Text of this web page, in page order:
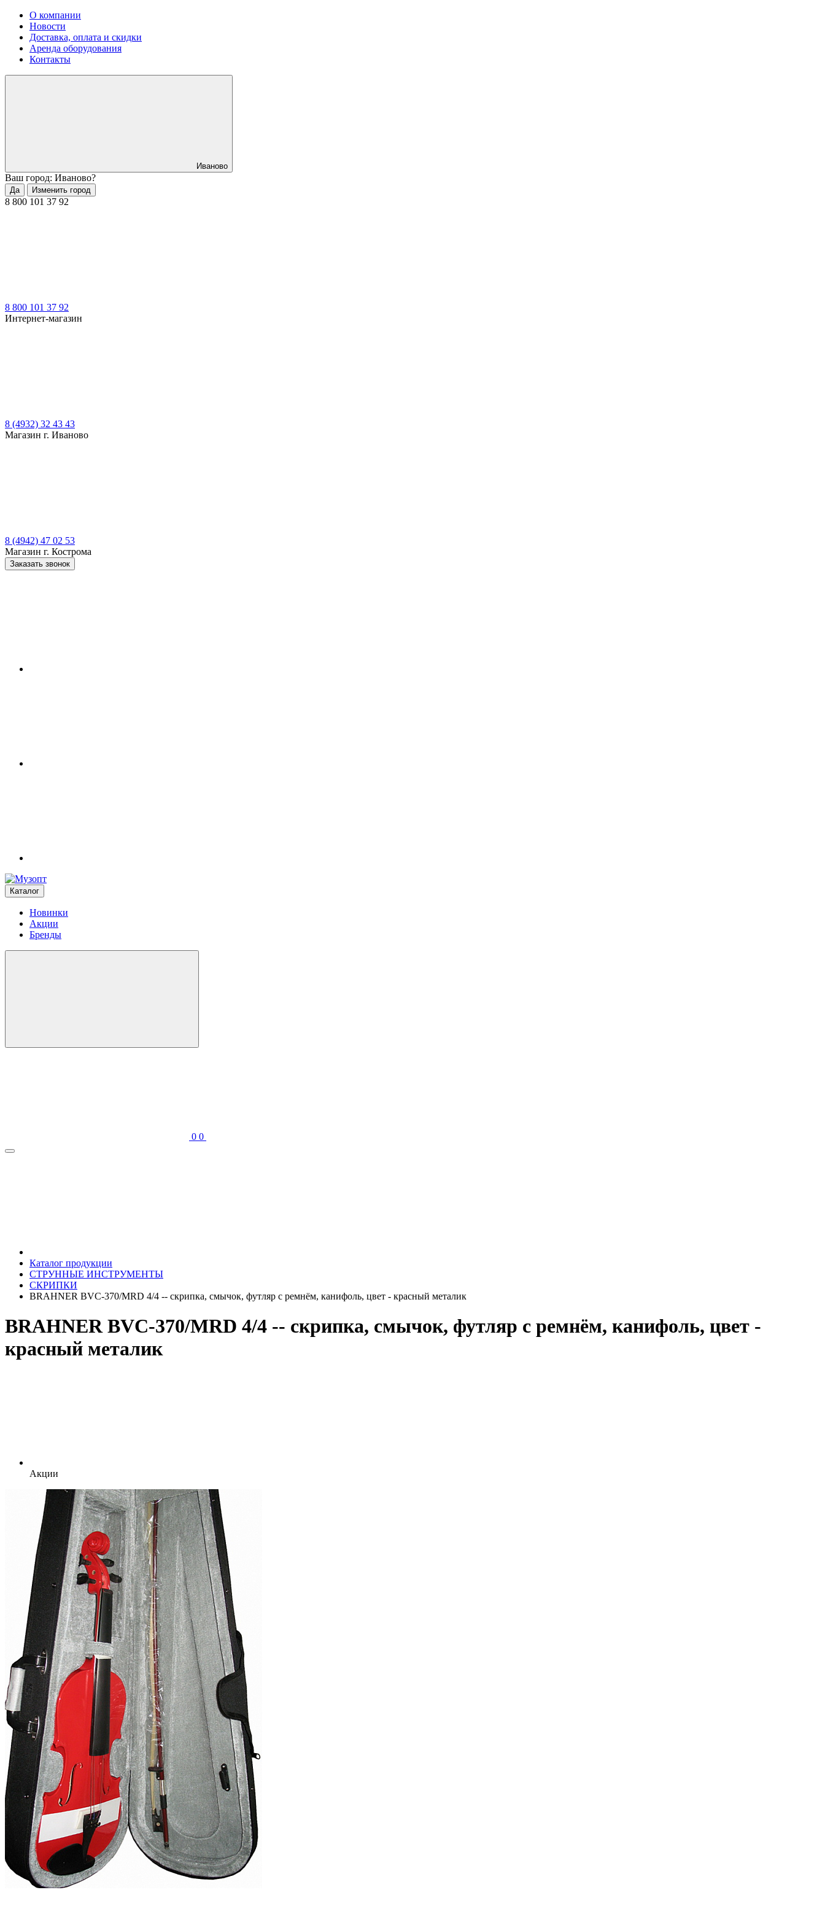
О компании
Новости
Доставка, оплата и скидки
Аренда оборудования
Контакты
Иваново
Ваш город: Иваново?
Да Изменить город
8 800 101 37 92
8 800 101 37 92
Интернет-магазин
8 (4932) 32 43 43
Магазин г. Иваново
8 (4942) 47 02 53
Магазин г. Кострома
Заказать звонок
Каталог
Новинки
Акции
Бренды
0 0
Каталог продукции
СТРУННЫЕ ИНСТРУМЕНТЫ
СКРИПКИ
BRAHNER BVC-370/MRD 4/4 -- скрипка, смычок, футляр с ремнём, канифоль, цвет - красный металик
BRAHNER BVC-370/MRD 4/4 -- скрипка, смычок, футляр с ремнём, канифоль, цвет -
красный металик
Акции